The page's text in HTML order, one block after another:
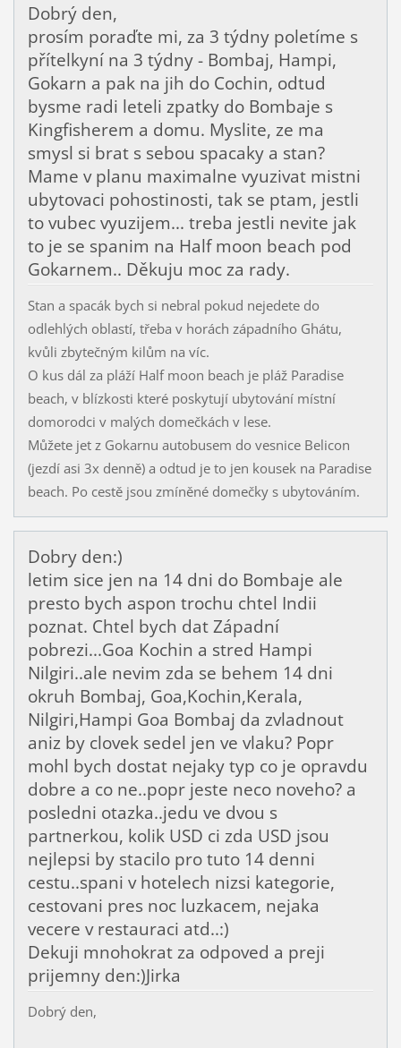
Dobrý den,
prosím poraďte mi, za 3 týdny poletíme s
přítelkyní na 3 týdny - Bombaj, Hampi,
Gokarn a pak na jih do Cochin, odtud
bysme radi leteli zpatky do Bombaje s
Kingfisherem a domu. Myslite, ze ma
smysl si brat s sebou spacaky a stan?
Mame v planu maximalne vyuzivat mistni
ubytovaci pohostinosti, tak se ptam, jestli
to vubec vyuzijem... treba jestli nevite jak
to je se spanim na Half moon beach pod
Gokarnem.. Děkuju moc za rady.
Stan a spacák bych si nebral pokud nejedete do
odlehlých oblastí, třeba v horách západního Ghátu,
kvůli zbytečným kilům na víc.
O kus dál za pláží Half moon beach je pláž Paradise
beach, v blízkosti které poskytují ubytování místní
domorodci v malých domečkách v lese.
Můžete jet z Gokarnu autobusem do vesnice Belicon
(jezdí asi 3x denně) a odtud je to jen kousek na Paradise
beach. Po cestě jsou zmíněné domečky s ubytováním.
Dobry den:)
letim sice jen na 14 dni do Bombaje ale
presto bych aspon trochu chtel Indii
poznat. Chtel bych dat Západní
pobrezi...Goa Kochin a stred Hampi
Nilgiri..ale nevim zda se behem 14 dni
okruh Bombaj, Goa,Kochin,Kerala,
Nilgiri,Hampi Goa Bombaj da zvladnout
aniz by clovek sedel jen ve vlaku? Popr
mohl bych dostat nejaky typ co je opravdu
dobre a co ne..popr jeste neco noveho? a
posledni otazka..jedu ve dvou s
partnerkou, kolik USD ci zda USD jsou
nejlepsi by stacilo pro tuto 14 denni
cestu..spani v hotelech nizsi kategorie,
cestovani pres noc luzkacem, nejaka
vecere v restauraci atd..:)
Dekuji mnohokrat za odpoved a preji
prijemny den:)Jirka
Dobrý den,